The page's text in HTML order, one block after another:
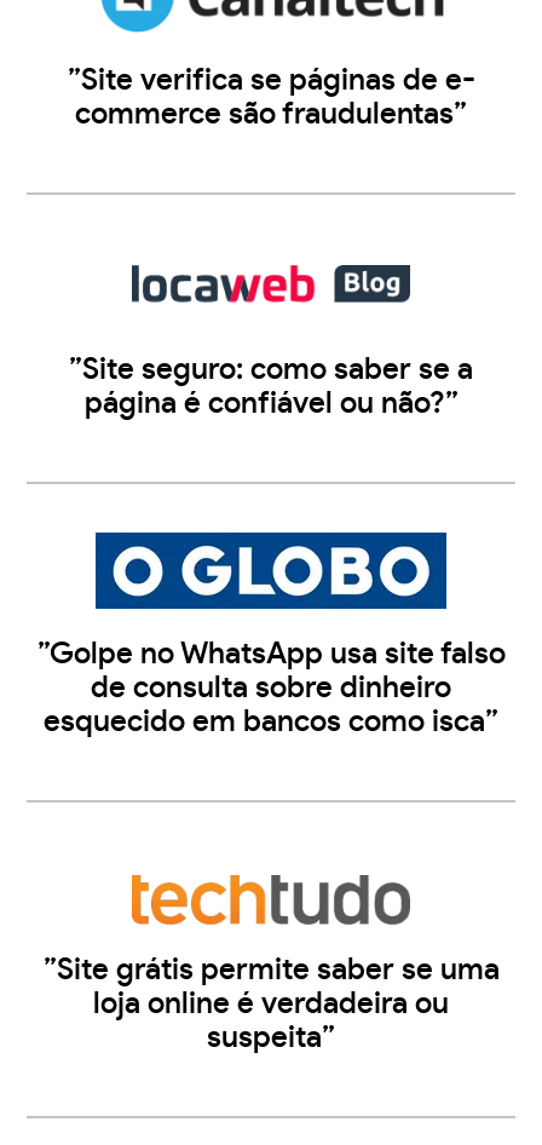
”Site verifica se páginas de e-
commerce são fraudulentas”
”Site seguro: como saber se a
página é confiável ou não?”
”Golpe no WhatsApp usa site falso
de consulta sobre dinheiro
esquecido em bancos como isca”
”Site grátis permite saber se uma
loja online é verdadeira ou
suspeita”